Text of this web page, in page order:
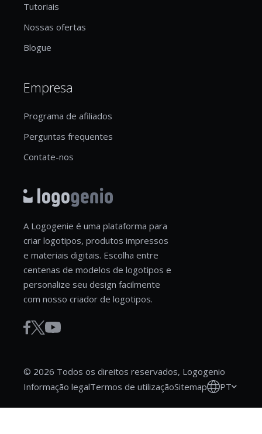
Tutoriais
Nossas ofertas
Blogue
Empresa
Programa de afiliados
Perguntas frequentes
Contate-nos
A Logogenie é uma plataforma para
criar logotipos, produtos impressos
e materiais digitais. Escolha entre
centenas de modelos de logotipos e
personalize seu design facilmente
com nosso criador de logotipos.
© 2026 Todos os direitos reservados, Logogenio
Informação legalTermos de utilizaçãoSitemap PT